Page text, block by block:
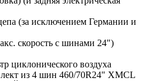
(за исключением Германии и
скорость с шинами 24")
циклонического воздуха
из 4 шин 460/70R24" XMCL